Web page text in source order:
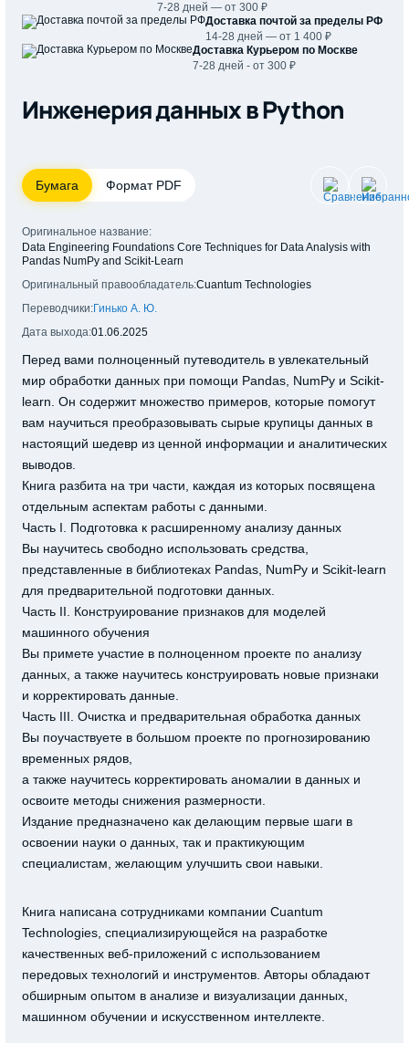
7-28 дней — от 300 ₽
Доставка почтой за пределы РФ
14-28 дней — от 1 400 ₽
Доставка Курьером по Москве
7-28 дней - от 300 ₽
Инженерия данных в Python
Бумага Формат PDF
Оригинальное название:
Data Engineering Foundations Core Techniques for Data Analysis with
Pandas NumPy and Scikit-Learn
Оригинальный правообладатель:Cuantum Technologies
Переводчики:Гинько А. Ю.
Дата выхода:01.06.2025
Перед вами полноценный путеводитель в увлекательный
мир обработки данных при помощи Pandas, NumPy и Scikit-
learn. Он содержит множество примеров, которые помогут
вам научиться преобразовывать сырые крупицы данных в
настоящий шедевр из ценной информации и аналитических
выводов.
Книга разбита на три части, каждая из которых посвящена
отдельным аспектам работы с данными.
Часть I. Подготовка к расширенному анализу данных
Вы научитесь свободно использовать средства,
представленные в библиотеках Pandas, NumPy и Scikit-learn
для предварительной подготовки данных.
Часть II. Конструирование признаков для моделей
машинного обучения
Вы примете участие в полноценном проекте по анализу
данных, а также научитесь конструировать новые признаки
и корректировать данные.
Часть III. Очистка и предварительная обработка данных
Вы поучаствуете в большом проекте по прогнозированию
временных рядов,
а также научитесь корректировать аномалии в данных и
освоите методы снижения размерности.
Издание предназначено как делающим первые шаги в
освоении науки о данных, так и практикующим
специалистам, желающим улучшить свои навыки.
Книга написана сотрудниками компании Cuantum
Technologies, специализирующейся на разработке
качественных веб-приложений с использованием
передовых технологий и инструментов. Авторы обладают
обширным опытом в анализе и визуализации данных,
машинном обучении и искусственном интеллекте.